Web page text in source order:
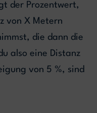
der Prozentwert,
von X Metern
die dann die
also eine Distanz
von 5 %, sind